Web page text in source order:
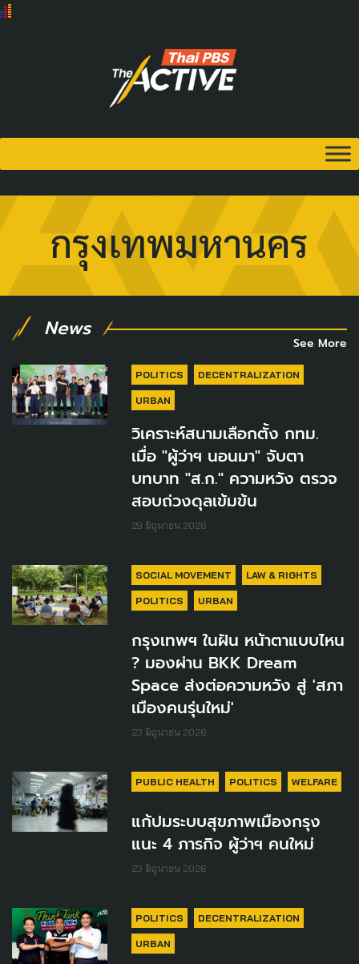
กรุงเทพมหานคร
News
See More
POLITICS DECENTRALIZATION
URBAN
วิเคราะห์สนามเลือกตั้ง กทม.
เมื่อ "ผู้ว่าฯ นอนมา" จับตา
บทบาท "ส.ก." ความหวัง ตรวจ
สอบถ่วงดุลเข้มข้น
29 มิถุนายน 2026
SOCIAL MOVEMENT LAW & RIGHTS
POLITICS URBAN
กรุงเทพฯ ในฝัน หน้าตาแบบไหน
? มองผ่าน BKK Dream
Space ส่งต่อความหวัง สู่ 'สภา
เมืองคนรุ่นใหม่'
23 มิถุนายน 2026
PUBLIC HEALTH POLITICS WELFARE
แก้ปมระบบสุขภาพเมืองกรุง
แนะ 4 ภารกิจ ผู้ว่าฯ คนใหม่
23 มิถุนายน 2026
POLITICS DECENTRALIZATION
URBAN